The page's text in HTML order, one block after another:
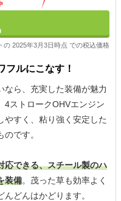
2025年3月3日時点 での税込価格
フルにこなす！
なら、充実した装備が魅力
4ストロークOHVエンジン
やすく、粘り強く安定した
です。
応できる、スチール製のハ
装備。茂った草も効率よく
どんはかどります。